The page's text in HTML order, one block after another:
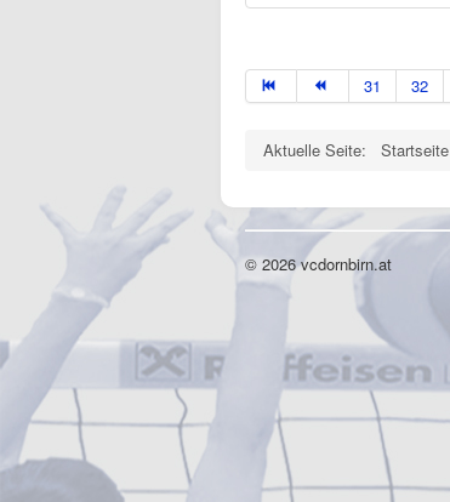
31 32
Aktuelle Seite: Startseite
© 2026 vcdornbirn.at